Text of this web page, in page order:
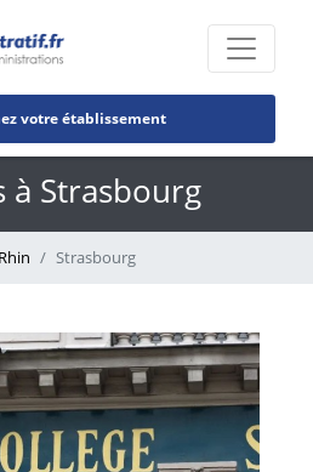
votre établissement
à Strasbourg
Strasbourg